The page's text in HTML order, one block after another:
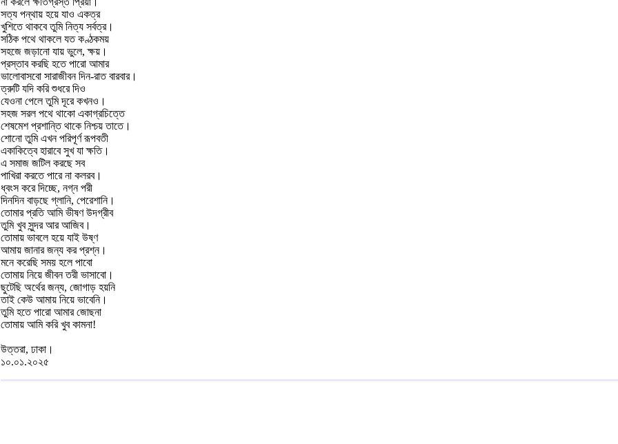
সত্য পন্থায় হয়ে যাও একত্র
খুশিতে থাকবে তুমি নিত্য সর্বত্র।
সঠিক পথে থাকলে যত কণ্ঠকময়
সহজে জড়ানো যায় ভুলে, ক্ষয়।
প্রস্তাব করছি হতে পারো আমার
ভালোবাসবো সারাজীবন দিন-রাত বারবার।
ত্রুটি যদি করি শুধরে দিও
যেওনা পেলে তুমি দূরে কখনও।
সহজ সরল পথে থাকো একাগ্রচিত্তে
শেষমেশ প্রশান্তি থাকে নিশ্চয় তাতে।
শোনো তুমি এখন পরিপূর্ণ রূপবতী
একাকিত্বে হারাবে সুখ যা ক্ষতি।
এ সমাজ জটিল করছে সব
পাখিরা করতে পারে না কলরব।
ধ্বংস করে দিচ্ছে, নগ্ন পরী
দিনদিন বাড়ছে গ্লানি, পেরেশানি।
তোমার প্রতি আমি ভীষণ উদগ্রীব
তুমি খুব সুন্দর আর আজিব।
তোমায় ভাবলে হয়ে যাই উষ্ণ
আমায় জানার জন্য কর প্রশ্ন।
মনে করেছি সময় হলে পাবো
তোমায় নিয়ে জীবন তরী ভাসাবো।
ছুটেছি অর্থের জন্য, জোগাড় হয়নি
তাই কেউ আমায় নিয়ে ভাবেনি।
তুমি হতে পারো আমার জোছনা
তোমায় আমি করি খুব কামনা!
উত্তরা, ঢাকা।
১০.০১.২০২৫